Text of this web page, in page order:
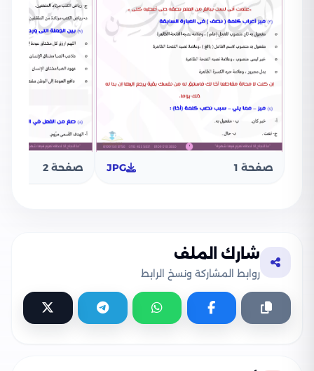
صفحة 1 JPG صفحة 2
شارك الملف
روابط المشاركة ونسخ الرابط